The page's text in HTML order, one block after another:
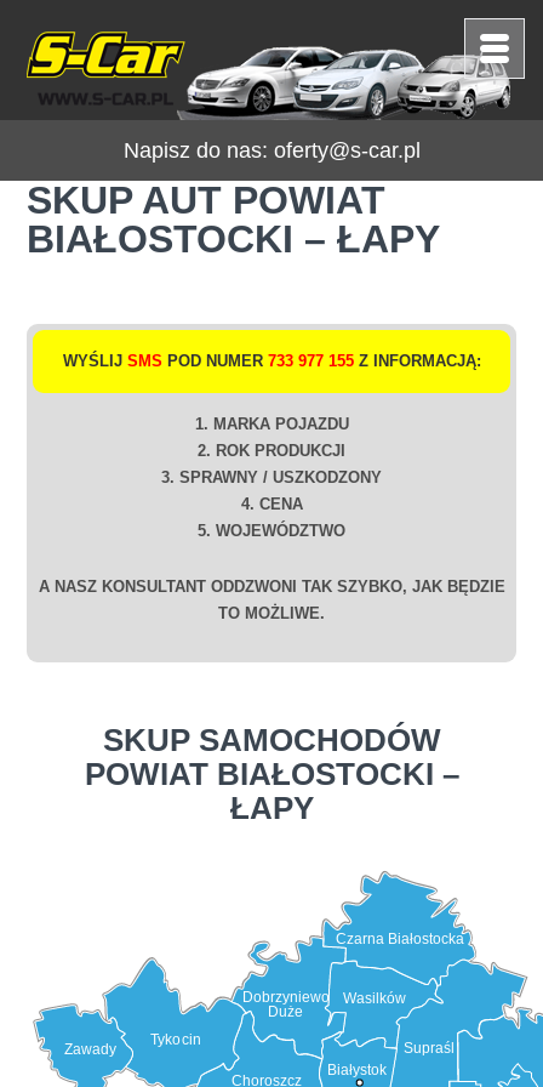
Napisz do nas: oferty@s-car.pl
SKUP AUT POWIAT
BIAŁOSTOCKI – ŁAPY
WYŚLIJ SMS POD NUMER 733 977 155Z INFORMACJĄ:
1. MARKA POJAZDU
2. ROK PRODUKCJI
3. SPRAWNY / USZKODZONY
4. CENA
5. WOJEWÓDZTWO
A NASZ KONSULTANT ODDZWONI TAK SZYBKO, JAK BĘDZIE
TO MOŻLIWE.
SKUP SAMOCHODÓW
POWIAT BIAŁOSTOCKI –
ŁAPY
Wasilków
Czarna Białostocka
Supraśl
Dobrzyniewo
Duże
Choroszcz
Tykocin
Zawady
Białystok